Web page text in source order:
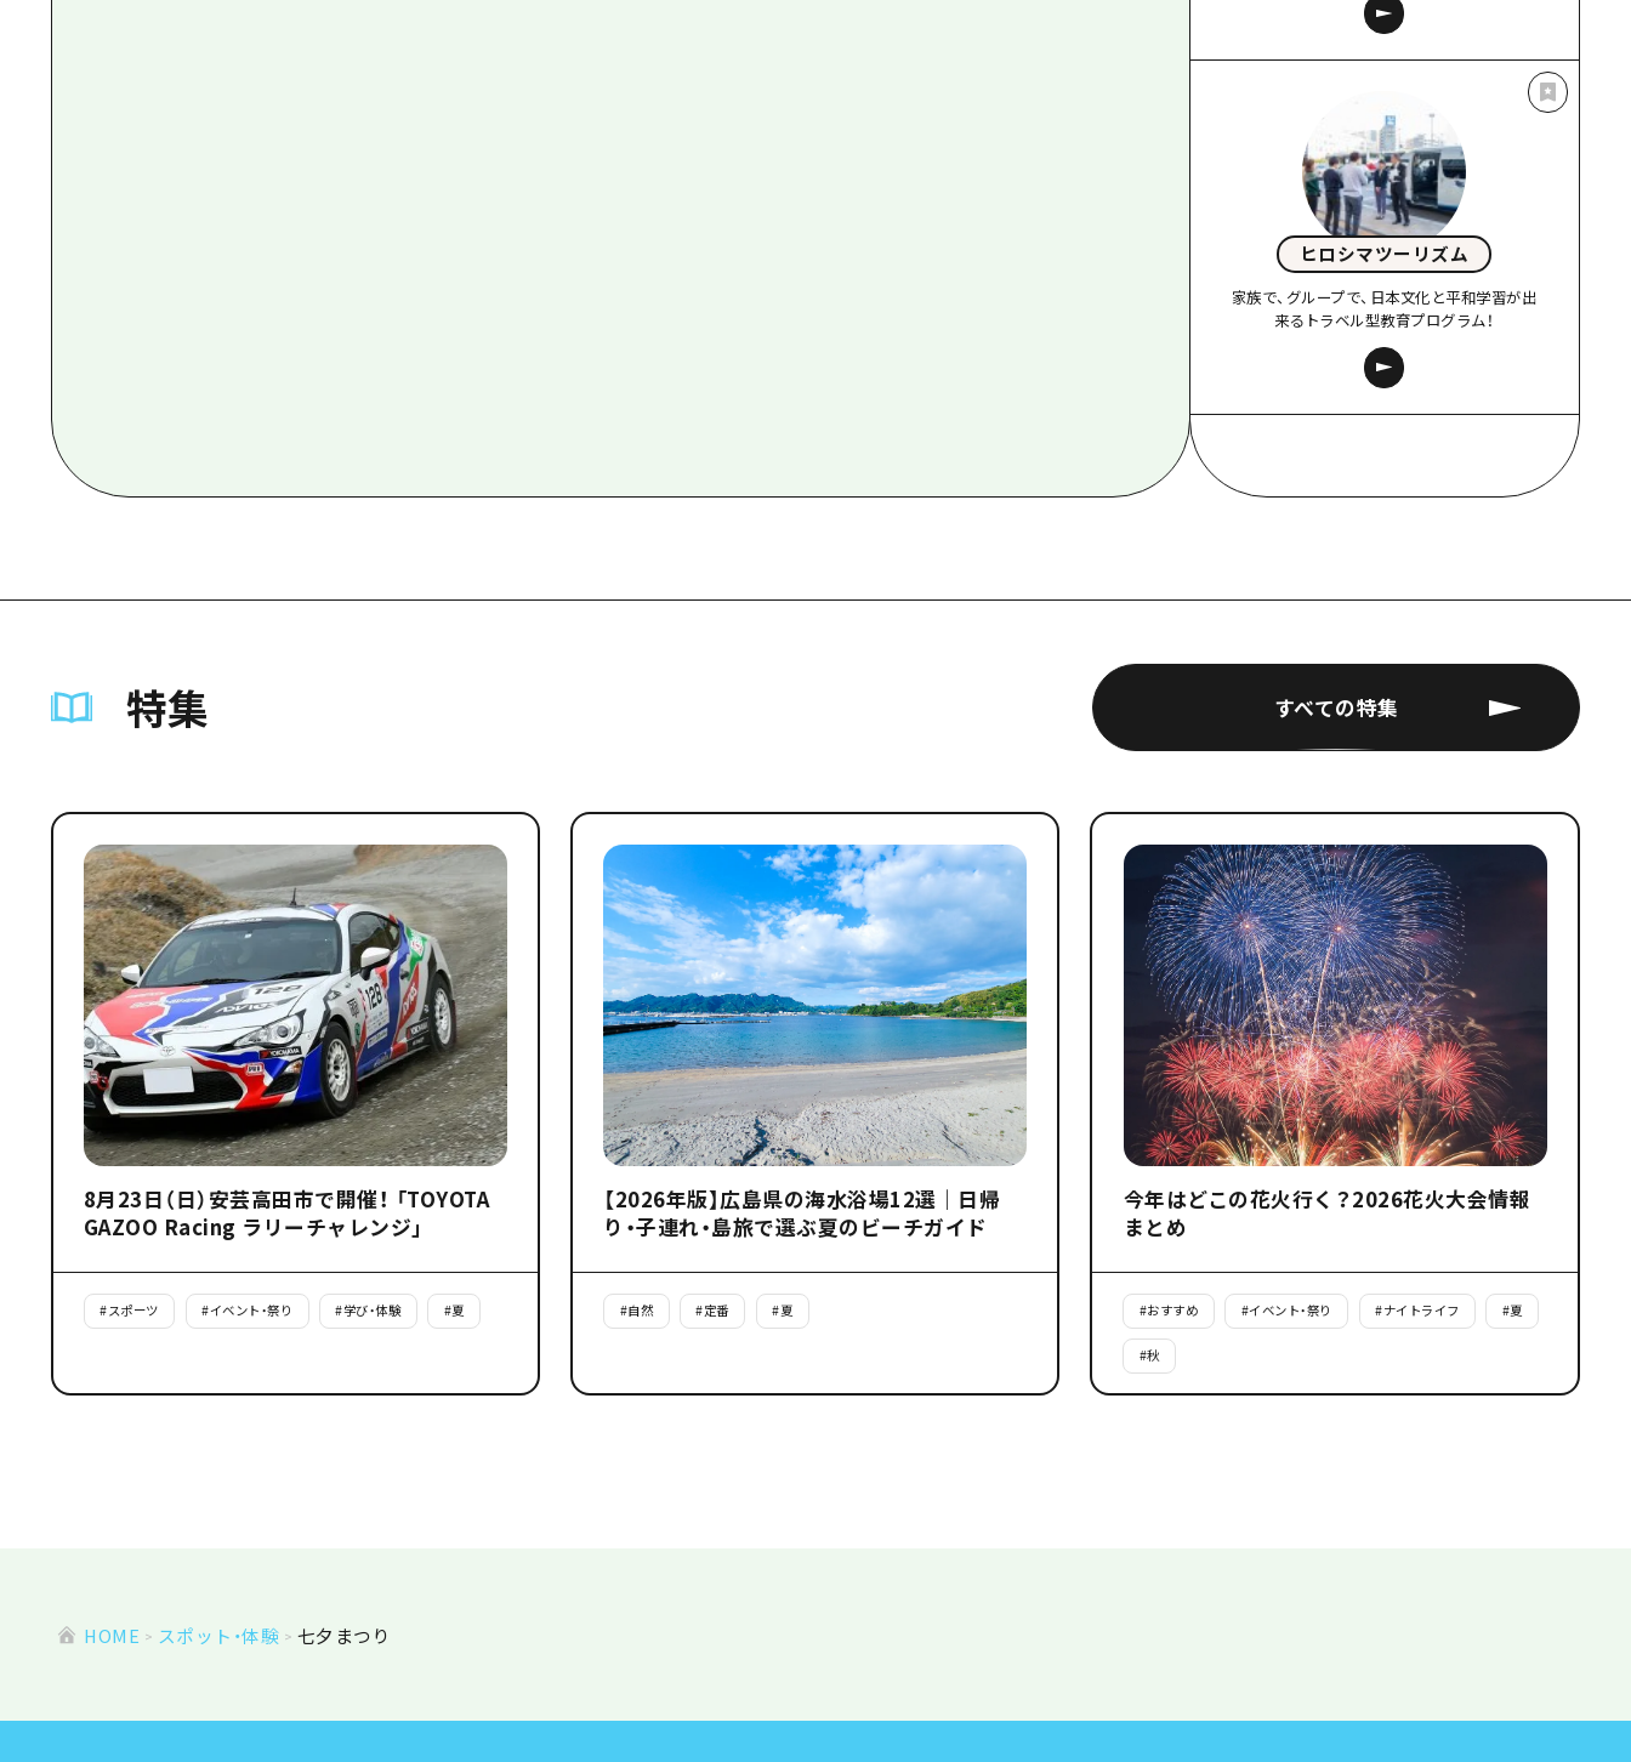
ヒロシマツーリズム
家族で、グループで、日本文化と平和学習が出
来るトラベル型教育プログラム！
特集 すべての特集
8月23日（日）安芸高田市で開催！ 「TOYOTA
GAZOO Racing ラリーチャレンジ」
#スポーツ #イベント・祭り #学び・体験 #夏
【2026年版】広島県の海水浴場12選｜日帰
り・子連れ・島旅で選ぶ夏のビーチガイド
#自然 #定番 #夏
今年はどこの花火行く？2026花火大会情報
まとめ
#おすすめ #イベント・祭り #ナイトライフ #夏
#秋
HOME スポット・体験 七夕まつり